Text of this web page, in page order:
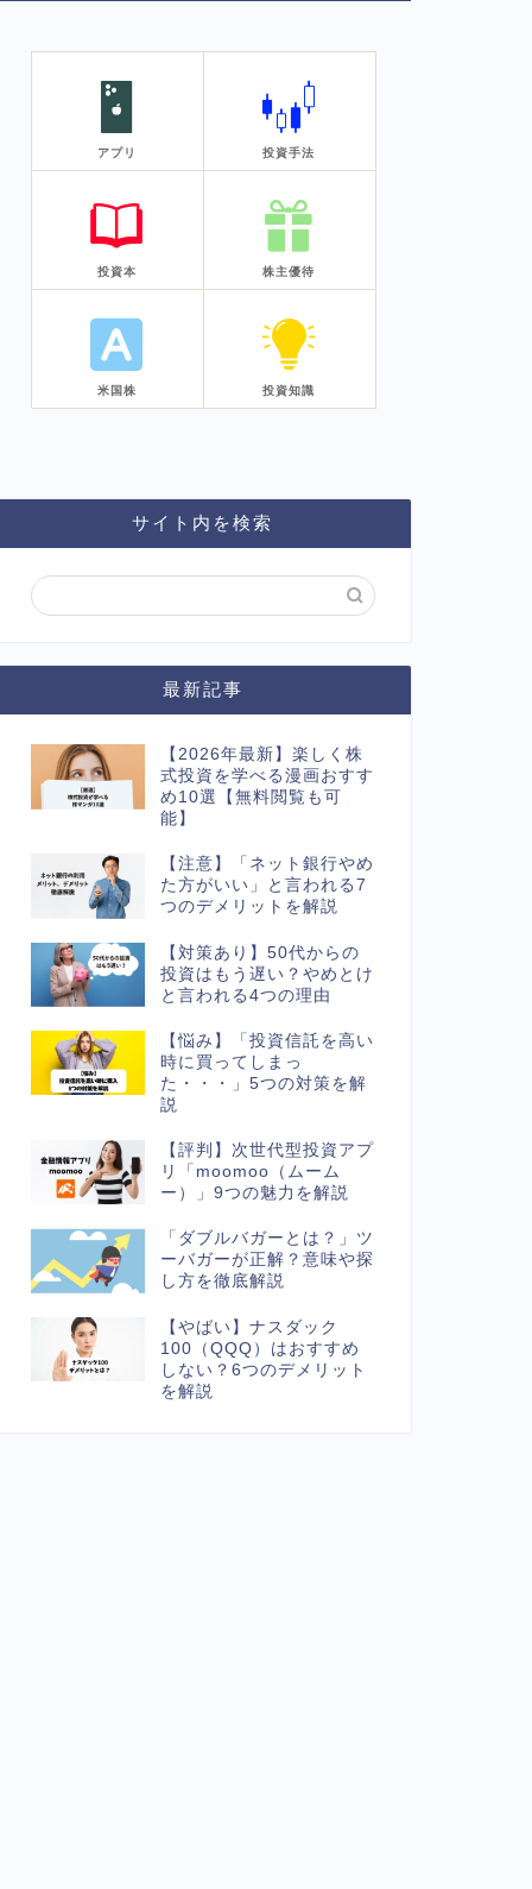
アプリ 投資手法
投資本 株主優待
米国株 投資知識
サイト内を検索
最新記事
【2026年最新】楽しく株
式投資を学べる漫画おすす
め10選【無料閲覧も可
能】
【注意】「ネット銀行やめ
た方がいい」と言われる7
つのデメリットを解説
【対策あり】50代からの
投資はもう遅い？やめとけ
と言われる4つの理由
【悩み】「投資信託を高い
時に買ってしまっ
た・・・」5つの対策を解
説
【評判】次世代型投資アプ
リ「moomoo（ムーム
ー）」9つの魅力を解説
「ダブルバガーとは？」ツ
ーバガーが正解？意味や探
し方を徹底解説
【やばい】ナスダック
100（QQQ）はおすすめ
しない？6つのデメリット
を解説